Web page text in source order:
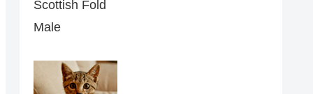
Scottish Fold
Male